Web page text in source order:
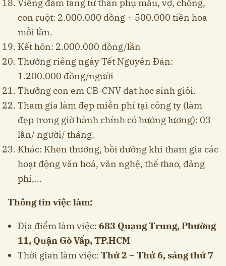
Viếng đám tang tứ thân phụ mẫu, vợ, chồng,
con ruột: 2.000.000 đồng + 500.000 tiền hoa
mỗi lần.
Kết hôn: 2.000.000 đồng/lần
Thưởng riêng ngày Tết Nguyên Đán:
1.200.000 đồng/người
Thưởng con em CB-CNV đạt học sinh giỏi.
Tham gia làm đẹp miễn phí tại công ty (làm
đẹp trong giờ hành chính có hưởng lương): 03
lần/ người/ tháng.
Khác: Khen thưởng, bồi dưỡng khi tham gia các
hoạt động văn hoá, văn nghệ, thế thao, đảng
phí,...
Thông tin việc làm:
Địa điểm làm việc: 683 Quang Trung, Phường
11, Quận Gò Vấp, TP.HCM
Thời gian làm việc: Thứ 2 – Thứ 6, sáng thứ 7